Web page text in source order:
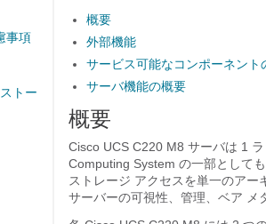
事項
トー
概要
外部機能
サービス可能なコンポーネント
サーバ機能の概要
概要
Cisco UCS C220 M8 サーバは 1
Computing System の一部として
ストレージ アクセスを単一のア
サーバーの可視性、管理、ベア メ